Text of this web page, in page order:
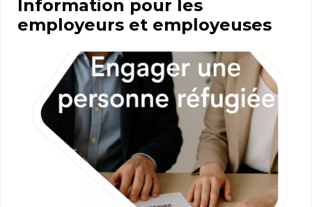
Information pour les
employeurs et employeuses